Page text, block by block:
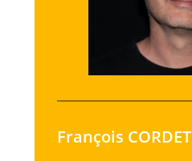
François CORDET